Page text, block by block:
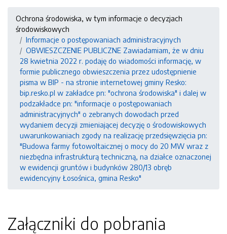
Ochrona środowiska, w tym informacje o decyzjach
środowiskowych
Informacje o postępowaniach administracyjnych
OBWIESZCZENIE PUBLICZNE Zawiadamiam, że w dniu
28 kwietnia 2022 r. podaję do wiadomości informację, w
formie publicznego obwieszczenia przez udostępnienie
pisma w BIP - na stronie internetowej gminy Resko:
bip.resko.pl w zakładce pn: "ochrona środowiska" i dalej w
podzakładce pn: "informacje o postępowaniach
administracyjnych" o zebranych dowodach przed
wydaniem decyzji zmieniającej decyzję o środowiskowych
uwarunkowaniach zgody na realizację przedsięwzięcia pn:
"Budowa farmy fotowoltaicznej o mocy do 20 MW wraz z
niezbędna infrastrukturą techniczną, na działce oznaczonej
w ewidencji gruntów i budynków 280/13 obręb
ewidencyjny Łosośnica, gmina Resko"
Załączniki do pobrania